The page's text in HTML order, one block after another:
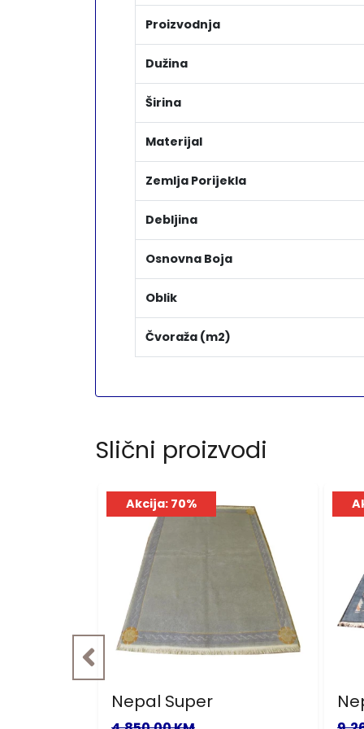
Proizvodnja
Dužina
Širina
Materijal
Zemlja Porijekla
Debljina
Osnovna Boja
Oblik
Čvoraža (m2)
Slični proizvodi
Akcija: 70%
Nepal Super